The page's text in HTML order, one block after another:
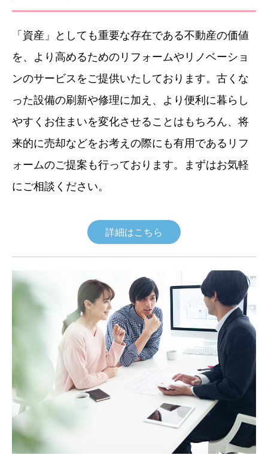
「資産」としても重要な存在である不動産の価値
を、より高めるためのリフォームやリノベーショ
ンのサービスをご提供いたしております。古くな
った設備の刷新や修理に加え、より便利に暮らし
やすくお住まいを変化させることはもちろん、将
来的に売却などをお考えの際にも有用であるリフ
ォームのご提案も行っております。まずはお気軽
にご相談ください。
詳細はこちら